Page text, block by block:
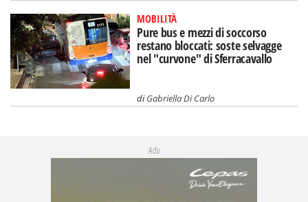
MOBILITÀ
Pure bus e mezzi di soccorso
restano bloccati: soste selvagge
nel "curvone" di Sferracavallo
diGabriella Di Carlo
Adv